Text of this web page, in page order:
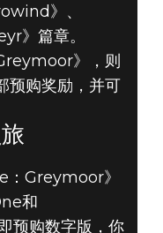
》、
》篇章。
》，则
预购奖励，并可
Greymoor》
和
预购数字版，你